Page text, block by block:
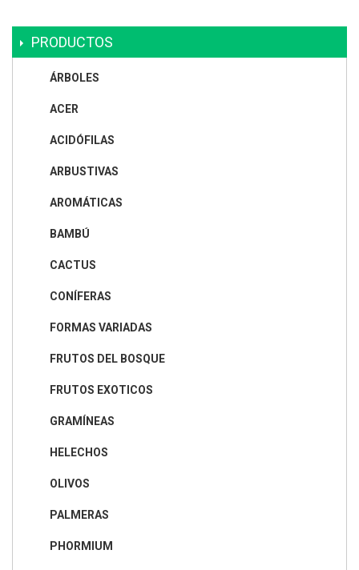
PRODUCTOS
ÁRBOLES
ACER
ACIDÓFILAS
ARBUSTIVAS
AROMÁTICAS
BAMBÚ
CACTUS
CONÍFERAS
FORMAS VARIADAS
FRUTOS DEL BOSQUE
FRUTOS EXOTICOS
GRAMÍNEAS
HELECHOS
OLIVOS
PALMERAS
PHORMIUM